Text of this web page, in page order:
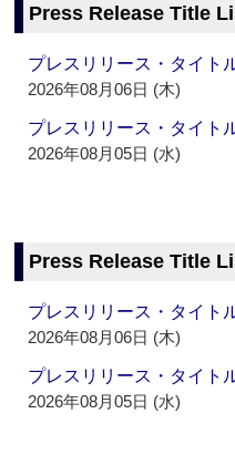
Press Release Title
プレスリリース・タイ
2026年08月06日 (木)
プレスリリース・タイ
2026年08月05日 (水)
Press Release Title
プレスリリース・タイ
2026年08月06日 (木)
プレスリリース・タイ
2026年08月05日 (水)